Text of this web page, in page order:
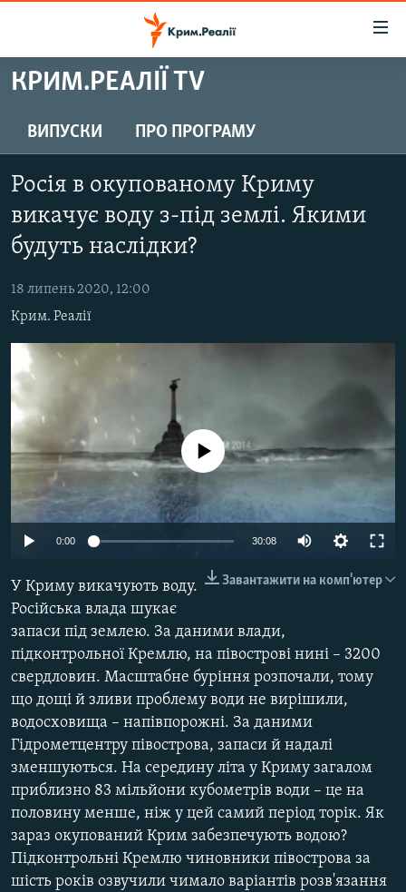
Перейти
до
матеріалу
до
основної
навігації
Перейти
пошуку
ВОДА.КРИМ
ПОЛІТИКА
БЛОГИ
ПОГЛЯД
ІНТЕРВ'Ю
ВСЕ ЗА ДЕНЬ
СПЕЦПРОЕКТИ
ВІДЕОУРОКИ «ELIFBE»
СВІДЧЕННЯ ОКУПАЦІЇ
УКРАЇНСЬКА ПРОБЛЕМА КРИМУ
ІНФОГРАФІКА
ЯК ОБІЙТИ БЛОКУВАННЯ
Русский
Qırımtatar
ДОЛУЧАЙСЯ!
Усі сайти RFE/RL
КРИМ.РЕАЛІЇ TV
ВИПУСКИ ПРО ПРОГРАМУ
Росія в окупованому Криму
викачує воду з-під землі. Якими
будуть наслідки?
18 липень 2020, 12:00
Крим. Реалії
Auto 240p
1080p
No media source currently available
0:00 30:08
1080p
Завантажити на комп'ютер
У Криму викачують воду.
Російська влада шукає
запаси під землею. За даними влади,
підконтрольної Кремлю, на півострові нині – 3200
свердловин. Масштабне буріння розпочали, тому
що дощі й зливи проблему води не вирішили,
водосховища – напівпорожні. За даними
Гідрометцентру півострова, запаси й надалі
зменшуються. На середину літа у Криму загалом
приблизно 83 мільйони кубометрів води – це на
половину менше, ніж у цей самий період торік. Як
зараз окупований Крим забезпечують водою?
Підконтрольні Кремлю чиновники півострова за
шість років озвучили чимало варіантів розв'язання